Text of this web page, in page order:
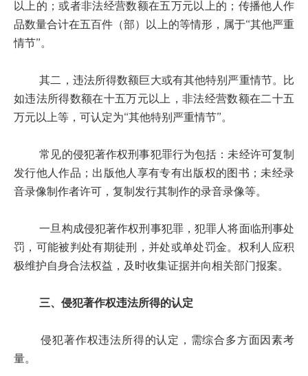
以上的；或者非法经营数额在五万元以上的；传播他人作
品数量合计在五百件（部）以上的等情形，属于“其他严重
情节”。
其二，违法所得数额巨大或有其他特别严重情节。比
如违法所得数额在十五万元以上，非法经营数额在二十五
万元以上等，可认定为“其他特别严重情节”。
常见的侵犯著作权刑事犯罪行为包括：未经许可复制
发行他人作品；出版他人享有专有出版权的图书；未经录
音录像制作者许可，复制发行其制作的录音录像等。
一旦构成侵犯著作权刑事犯罪，犯罪人将面临刑事处
罚，可能被判处有期徒刑，并处或单处罚金。权利人应积
极维护自身合法权益，及时收集证据并向相关部门报案。
三、侵犯著作权违法所得的认定
侵犯著作权违法所得的认定，需综合多方面因素考
量。